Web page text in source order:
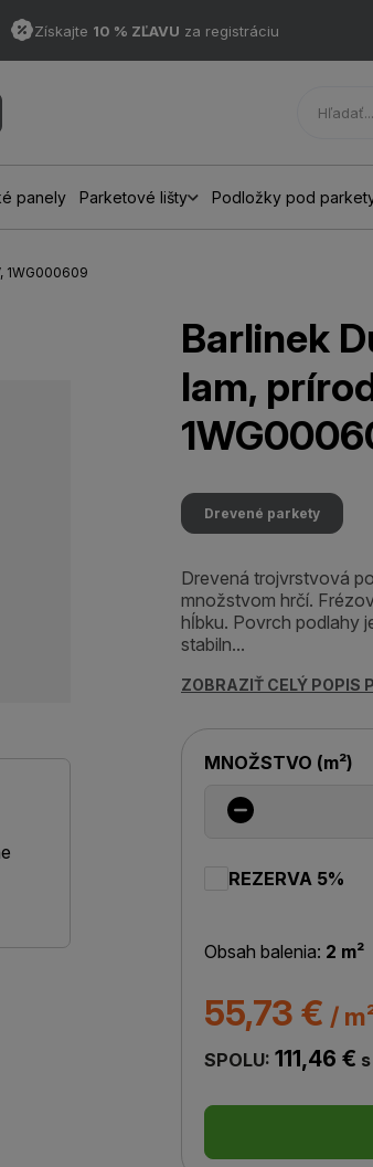
Získajte 10 % ZĽAVU za registráciu
panely Parketové lišty Podložky pod
1WG000609
Barlinek
lam,
Drevené parkety
Drevená trojvrstvová
množstvom hrčí.
hĺbku. Povrch podlahy
stabiln...
ZOBRAZIŤ CELÝ POPIS
MNOŽSTVO (m²)
REZERVA 5%
Obsah balenia: 2 m²
55,73 € /
SPOLU: 111,46 €